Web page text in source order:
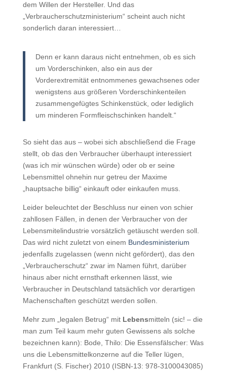
dem Willen der Hersteller. Und das
„Verbraucherschutzministerium“ scheint auch nicht
sonderlich daran interessiert…
Denn er kann daraus nicht entnehmen, ob es sich
um Vorderschinken, also ein aus der
Vorderextremität entnommenes gewachsenes oder
wenigstens aus größeren Vorderschinkenteilen
zusammengefügtes Schinkenstück, oder lediglich
um minderen Formfleischschinken handelt.“
So sieht das aus – wobei sich abschließend die Frage
stellt, ob das den Verbraucher überhaupt interessiert
(was ich mir wünschen würde) oder ob er seine
Lebensmittel ohnehin nur getreu der Maxime
„hauptsache billig“ einkauft oder einkaufen muss.
Leider beleuchtet der Beschluss nur einen von schier
zahllosen Fällen, in denen der Verbraucher von der
Lebensmitelindustrie vorsätzlich getäuscht werden soll.
Das wird nicht zuletzt von einem Bundesministerium
jedenfalls zugelassen (wenn nicht gefördert), das den
„Verbraucherschutz“ zwar im Namen führt, darüber
hinaus aber nicht ernsthaft erkennen lässt, wie
Verbraucher in Deutschland tatsächlich vor derartigen
Machenschaften geschützt werden sollen.
Mehr zum „legalen Betrug“ mit Lebensmitteln (sic! – die
man zum Teil kaum mehr guten Gewissens als solche
bezeichnen kann): Bode, Thilo: Die Essensfälscher: Was
uns die Lebensmittelkonzerne auf die Teller lügen,
Frankfurt (S. Fischer) 2010 (ISBN-13: 978-3100043085)